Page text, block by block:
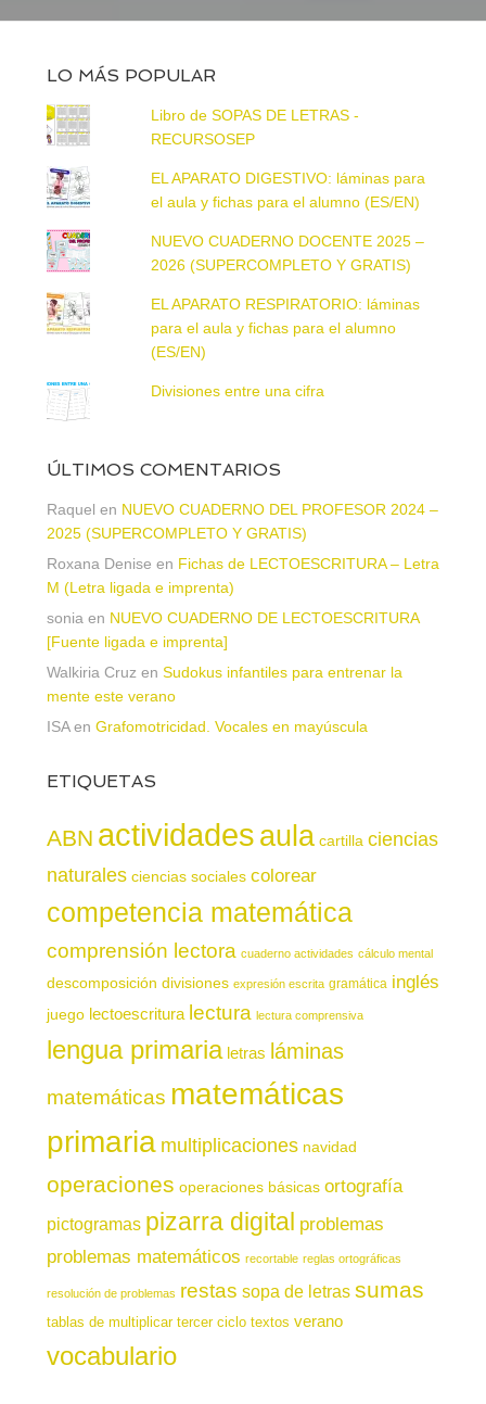
LO MÁS POPULAR
Libro de SOPAS DE LETRAS -
RECURSOSEP
EL APARATO DIGESTIVO: láminas para
el aula y fichas para el alumno (ES/EN)
NUEVO CUADERNO DOCENTE 2025 –
2026 (SUPERCOMPLETO Y GRATIS)
EL APARATO RESPIRATORIO: láminas
para el aula y fichas para el alumno
(ES/EN)
Divisiones entre una cifra
ÚLTIMOS COMENTARIOS
Raquel en NUEVO CUADERNO DEL PROFESOR 2024 –
2025 (SUPERCOMPLETO Y GRATIS)
Roxana Denise en Fichas de LECTOESCRITURA – Letra
M (Letra ligada e imprenta)
sonia en NUEVO CUADERNO DE LECTOESCRITURA
[Fuente ligada e imprenta]
Walkiria Cruz en Sudokus infantiles para entrenar la
mente este verano
ISAen Grafomotricidad. Vocales en mayúscula
ETIQUETAS
ABN actividadesaula cartilla ciencias
naturales ciencias sociales colorear
competencia matemática
comprensión lectora cuaderno actividades cálculo mental
descomposición divisiones expresión escrita gramática inglés
juego lectoescritura lectura lectura comprensiva
lengua primaria letras láminas
matemáticas matemáticas
primaria multiplicaciones navidad
operaciones operaciones básicas ortografía
pictogramas pizarra digital problemas
problemas matemáticos recortable reglas ortográficas
resolución de problemas restas sopa de letras sumas
tablas de multiplicar tercer ciclo textos verano
vocabulario